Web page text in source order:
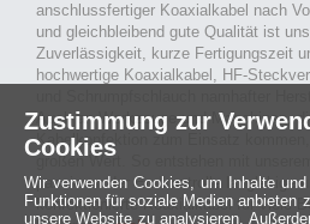
anschlussfertiger Koaxialkabel nach
und gleichbleibend gute Qualität ist
Zuverlässigkeit, kurze Fertigungszeit
hochwertige Koaxialkabel, HF-
Auch an Werkzeuge und Maschinen,
Kabelkonfektion zum Einsatz kommen,
großen Wert. So entstehen mit
passieren der Endkontrolle langlebige
konfektionierte Koaxialkabel für viele
Zustimmung zur
Cookies
Wir verwenden Cookies, um Inhalte
Funktionen für soziale Medien anbieten
unsere Website zu analysieren.